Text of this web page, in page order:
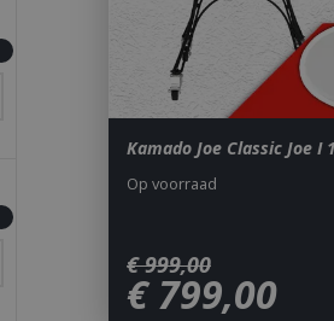
Kamado Joe Classic Joe I 1
€ 999,00
€ 799,00
Op voorraad